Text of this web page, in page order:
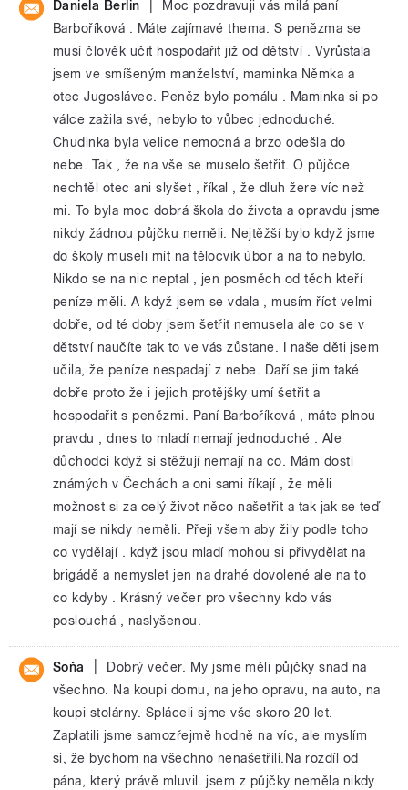
Daniela Berlin
Moc pozdravuji vás milá paní
Barboříková . Máte zajímavé thema. S penězma se
musí člověk učit hospodařit již od dětství . Vyrůstala
jsem ve smíšeným manželství, maminka Němka a
otec Jugoslávec. Peněz bylo pomálu . Maminka si po
válce zažila své, nebylo to vůbec jednoduché.
Chudinka byla velice nemocná a brzo odešla do
nebe. Tak , že na vše se muselo šetřit. O půjčce
nechtěl otec ani slyšet , říkal , že dluh žere víc než
mi. To byla moc dobrá škola do života a opravdu jsme
nikdy žádnou půjčku neměli. Nejtěžší bylo když jsme
do školy museli mít na tělocvik úbor a na to nebylo.
Nikdo se na nic neptal , jen posměch od těch kteří
peníze měli. A když jsem se vdala , musím říct velmi
dobře, od té doby jsem šetřit nemusela ale co se v
dětství naučíte tak to ve vás zůstane. I naše děti jsem
učila, že peníze nespadají z nebe. Daří se jim také
dobře proto že i jejich protějšky umí šetřit a
hospodařit s penězmi. Paní Barboříková , máte plnou
pravdu , dnes to mladí nemají jednoduché . Ale
důchodci když si stěžují nemají na co. Mám dosti
známých v Čechách a oni sami říkají , že měli
možnost si za celý život něco našetřit a tak jak se teď
mají se nikdy neměli. Přeji všem aby žily podle toho
co vydělají . když jsou mladí mohou si přivydělat na
brigádě a nemyslet jen na drahé dovolené ale na to
co kdyby . Krásný večer pro všechny kdo vás
poslouchá , naslyšenou.
Soňa
Dobrý večer. My jsme měli půjčky snad na
všechno. Na koupi domu, na jeho opravu, na auto, na
koupi stolárny. Spláceli sjme vše skoro 20 let.
Zaplatili jsme samozřejmě hodně na víc, ale myslím
si, že bychom na všechno nenašetřili.Na rozdíl od
pána, který právě mluvil. jsem z půjčky neměla nikdy